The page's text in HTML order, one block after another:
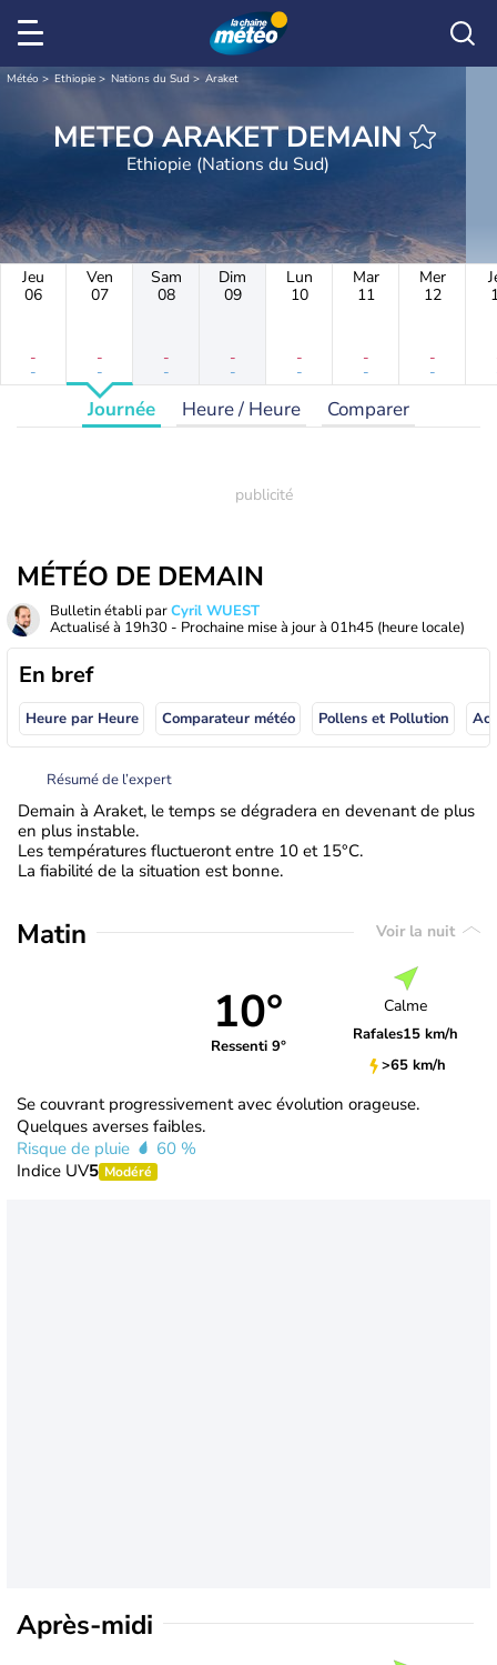
Météo Ethiopie Nations du Sud Araket
METEO ARAKET DEMAIN
Ethiopie (Nations du Sud)
Jeu
06
-
-
Ven
07
-
-
Sam
08
-
-
Dim
09
-
-
Lun
10
-
-
Mar
11
-
-
Mer
12
-
-
Journée Heure / Heure Comparer
MÉTÉO DE DEMAIN
Bulletin établi parCyril WUEST
Actualisé à 19h30 - Prochaine mise à jour à 01h45 (heure locale)
En bref
Heure par Heure Comparateur météo Pollens et Pollution
Résumé de l’expert
Demain à Araket, le temps se dégradera en devenant de plus
en plus instable.
Les températures fluctueront entre 10 et 15°C.
La fiabilité de la situation est bonne.
Matin Voir la nuit
10°
Ressenti 9°
Calme
Rafales15 km/h
>65 km/h
Se couvrant progressivement avec évolution orageuse.
Quelques averses faibles.
Risque de pluie
60 %
Indice UV5 Modéré
Après-midi